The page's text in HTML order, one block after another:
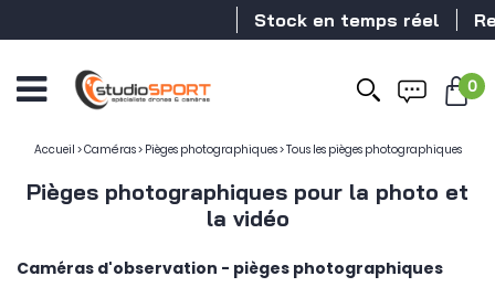
Stock en temps réel
0
Accueil >Caméras> Pièges photographiques>Tous les pièges photographiques
Pièges photographiques pour la photo et
la vidéo
Caméras d'observation - pièges photographiques